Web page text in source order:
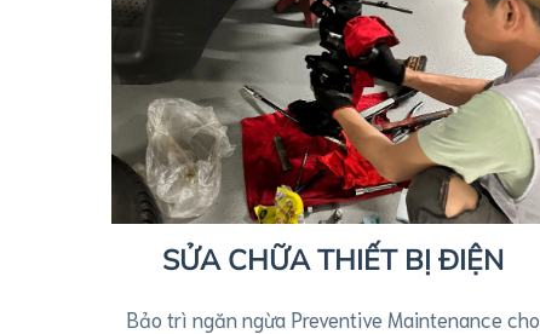
SỬA CHỮA THIẾT BỊ ĐIỆN
Bảo trì ngăn ngừa Preventive Maintenance cho